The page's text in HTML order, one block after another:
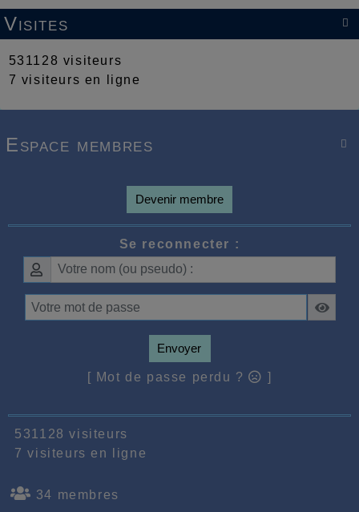

Visites
531128 visiteurs
7 visiteurs en ligne

Espace membres
Devenir membre
Se reconnecter :
Envoyer
[ Mot de passe perdu ? ]
531128 visiteurs
7 visiteurs en ligne
34 membres